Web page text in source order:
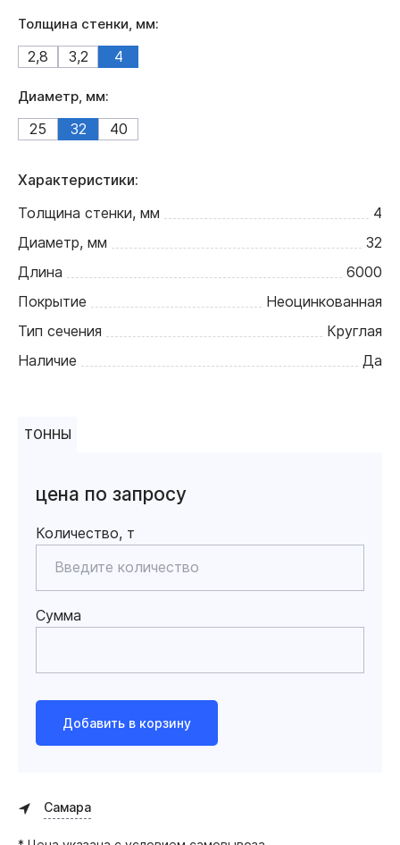
Толщина стенки, мм:
2,8 3,2 4
Диаметр, мм:
25 32 40
Характеристики:
Толщина стенки, мм
4
Диаметр, мм
32
Длина
6000
Покрытие
Неоцинкованная
Тип сечения
Круглая
Наличие
Да
ТОННЫ
цена по запросу
Количество, т
Сумма
Добавить в корзину
Самара